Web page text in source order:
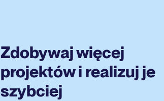
Zdobywaj więcej
projektów i realizuj je
szybciej